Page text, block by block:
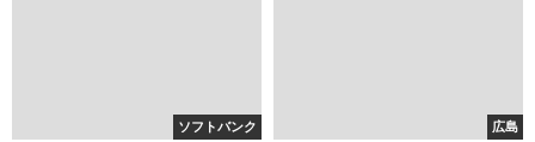
ソフトバンク 広島